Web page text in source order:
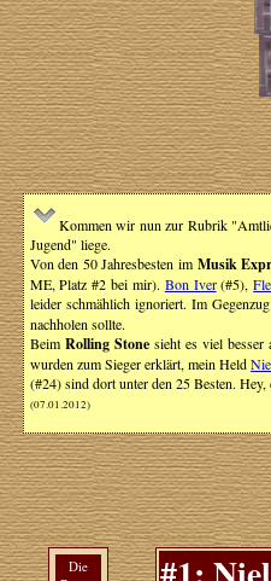
Kommen wir nun zur Rubrik
Jugend" liege.
Von den 50 Jahresbesten im Musik
ME, Platz #2 bei mir). Bon Iver(#5),
leider schmählich ignoriert. Im
nachholen sollte.
Beim Rolling Stonesieht es viel besser
wurden zum Sieger erklärt, mein Held
(#24) sind dort unter den 25 Besten.
(07.01.2012)
Die